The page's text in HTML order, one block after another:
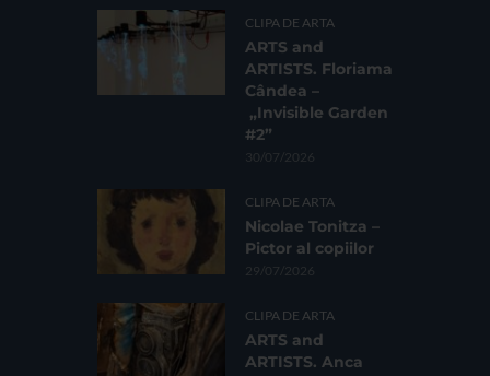
CLIPA DE ARTA
ARTS and
ARTISTS. Floriama
Cândea –
„Invisible Garden
#2”
30/07/2026
CLIPA DE ARTA
Nicolae Tonitza –
Pictor al copiilor
29/07/2026
CLIPA DE ARTA
ARTS and
ARTISTS. Anca